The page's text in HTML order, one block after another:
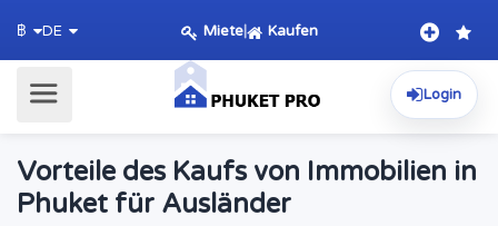
฿ DE Miete| Kaufen
Login
Vorteile des Kaufs von Immobilien in
Phuket für Ausländer